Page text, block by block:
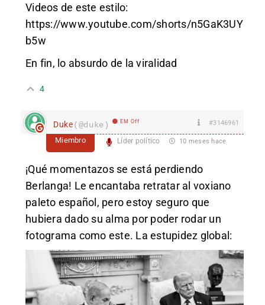
Videos de este estilo:
https://www.youtube.com/shorts/n5GaK3UY
b5w
En fin, lo absurdo de la viralidad
4
Duke(@duke) EM Off #3146961
Miembro Líder político 10 meses hace
¡Qué momentazos se está perdiendo
Berlanga! Le encantaba retratar al voxiano
paleto español, pero estoy seguro que
hubiera dado su alma por poder rodar un
fotograma como este. La estupidez global: